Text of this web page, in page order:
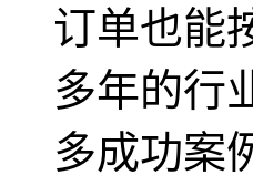
订单也能
多年的行
多成功案